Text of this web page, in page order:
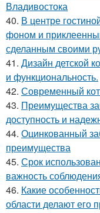
Владивостока
40. В центре
фоном и
сделанным своими
41. Дизайн детской
и функциональность.
42. Современный
43. Преимущества
доступность и
44. Оцинкованный
преимущества
45. Срок
важность
46. Какие
области делают его